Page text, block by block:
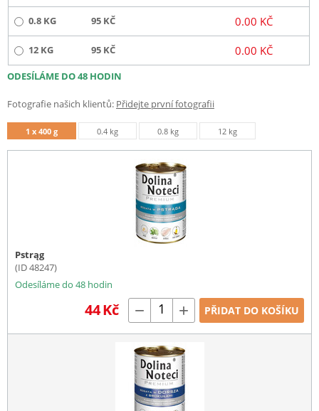
0.8 KG 95 KČ 0.00 KČ
12 KG 95 KČ 0.00 KČ
ODESÍLÁME DO 48 HODIN
Fotografie našich klientů: Přidejte první fotografii
1 x 400 g 0.4 kg 0.8 kg 12 kg
Pstrąg
(ID 48247)
Odesíláme do 48 hodin
44Kč − + PŘIDAT DO KOŠÍKU